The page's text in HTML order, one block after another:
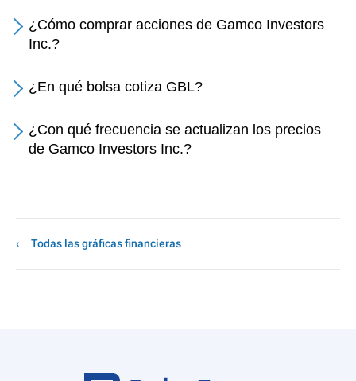
¿Cómo comprar acciones de Gamco Investors
Inc.?
¿En qué bolsa cotiza GBL?
¿Con qué frecuencia se actualizan los precios
de Gamco Investors Inc.?
Todas las gráficas financieras